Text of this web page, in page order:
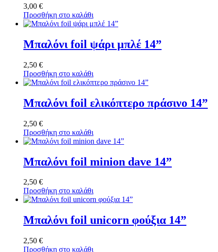
3,00 €
Προσθήκη στο καλάθι
Μπαλόνι foil ψάρι μπλέ 14”
2,50 €
Προσθήκη στο καλάθι
Μπαλόνι foil ελικόπτερο πράσινο 14”
2,50 €
Προσθήκη στο καλάθι
Μπαλόνι foil minion dave 14”
2,50 €
Προσθήκη στο καλάθι
Μπαλόνι foil unicorn φούξια 14”
2,50 €
Προσθήκη στο καλάθι